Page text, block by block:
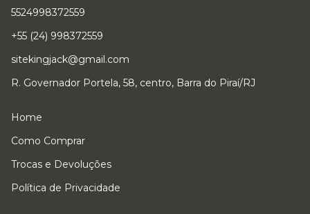
5524998372559
+55 (24) 998372559
sitekingjack@gmail.com
R. Governador Portela, 58, centro, Barra do Piraí/RJ
Home
Como Comprar
Trocas e Devoluções
Política de Privacidade